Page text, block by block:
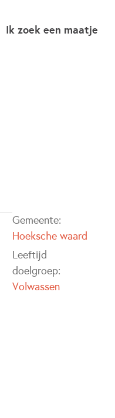
Ik zoek een maatje
Gemeente:
Hoeksche waard
Leeftijd
doelgroep:
Volwassen